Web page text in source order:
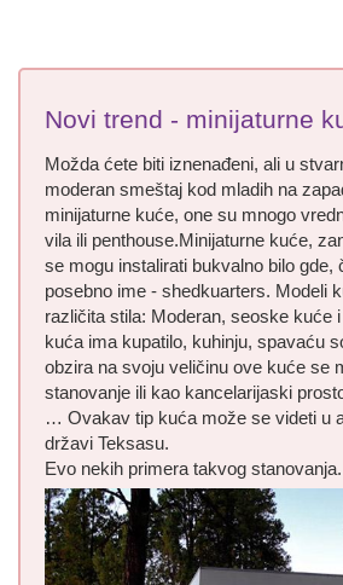
Novi trend - minijaturne
Možda ćete biti iznenađeni, ali u
moderan smeštaj kod mladih na
minijaturne kuće, one su mnogo
vila ili penthouse.Minijaturne kuće,
se mogu instalirati bukvalno bilo gde,
posebno ime - shedkuarters. Modeli
različita stila: Moderan, seoske kuće
kuća ima kupatilo, kuhinju, spavaću
obzira na svoju veličinu ove kuće se
stanovanje ili kao kancelarijaski
… Ovakav tip kuća može se videti u
državi Teksasu.
Evo nekih primera takvog stanovanja.